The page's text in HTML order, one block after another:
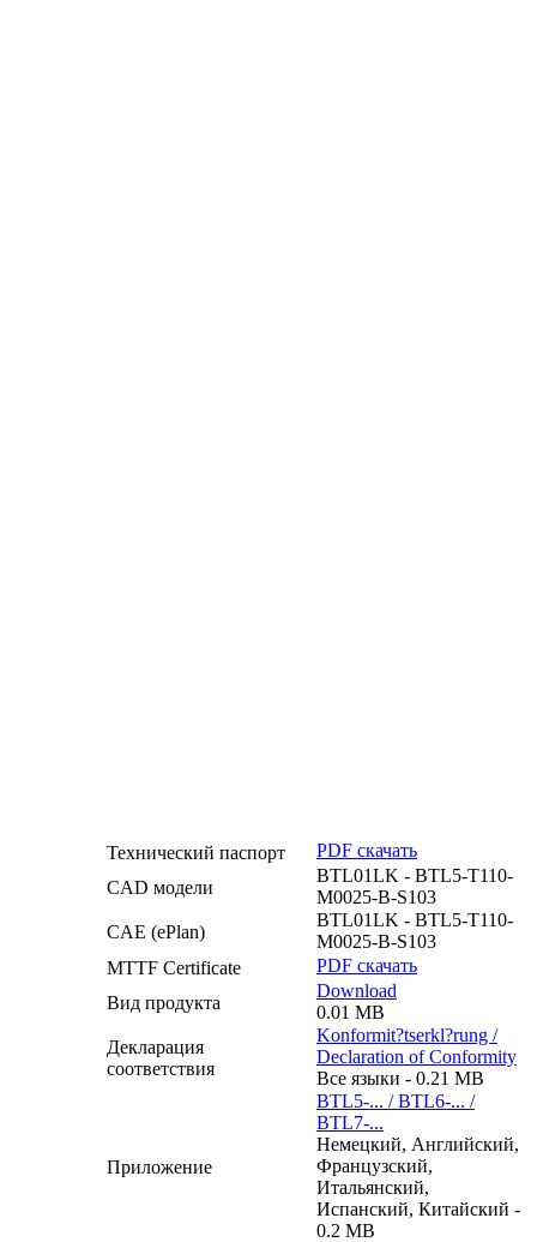
Технический паспорт
PDF скачать
CAD модели
BTL01LK - BTL5-T110-
M0025-B-S103
CAE (ePlan)
BTL01LK - BTL5-T110-
M0025-B-S103
MTTF Certificate
PDF скачать
Вид продукта
Download
0.01 MB
Декларация
соответствия
Konformit?tserkl?rung /
Declaration of Conformity
Все языки - 0.21 MB
Приложение
BTL5-... / BTL6-... /
BTL7-...
Немецкий, Английский,
Французский,
Итальянский,
Испанский, Китайский -
0.2 MB